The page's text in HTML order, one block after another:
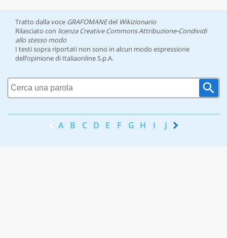
Tratto dalla voce GRAFOMANEdel Wikizionario
Rilasciato con licenza Creative Commons Attribuzione-Condividi
allo stesso modo
I testi sopra riportati non sono in alcun modo espressione
dell’opinione di Italiaonline S.p.A.
A B C D E F G H I J K